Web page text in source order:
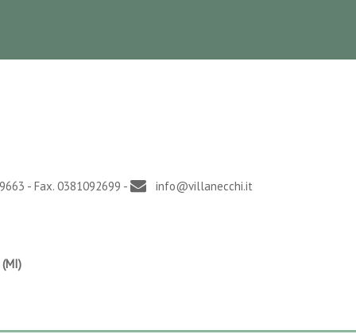
- Fax. 0381092699 - info@villanecchi.it